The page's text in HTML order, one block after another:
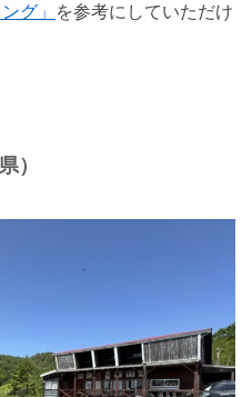
グ」
を参考にしていただけ
）